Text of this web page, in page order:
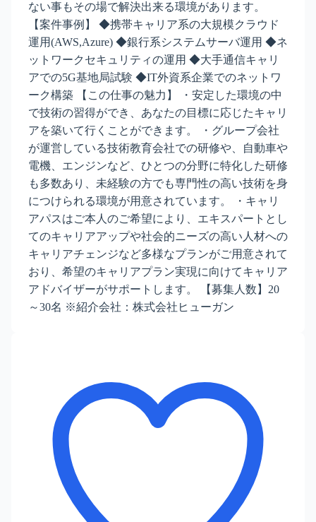
ない事もその場で解決出来る環境があります。
【案件事例】 ◆携帯キャリア系の大規模クラウド
運用(AWS,Azure) ◆銀行系システムサーバ運用 ◆ネ
ットワークセキュリティの運用 ◆大手通信キャリ
アでの5G基地局試験 ◆IT外資系企業でのネットワ
ーク構築 【この仕事の魅力】 ・安定した環境の中
で技術の習得ができ、あなたの目標に応じたキャリ
アを築いて行くことができます。 ・グループ会社
が運営している技術教育会社での研修や、自動車や
電機、エンジンなど、ひとつの分野に特化した研修
も多数あり、未経験の方でも専門性の高い技術を身
につけられる環境が用意されています。 ・キャリ
アパスはご本人のご希望により、エキスパートとし
てのキャリアアップや社会的ニーズの高い人材への
キャリアチェンジなど多様なプランがご用意されて
おり、希望のキャリアプラン実現に向けてキャリア
アドバイザーがサポートします。 【募集人数】20
～30名 ※紹介会社：株式会社ヒューガン